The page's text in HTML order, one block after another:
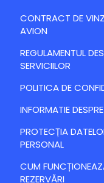
CONTRACT DE
AVION
REGULAMENTUL
SERVICIILOR
POLITICA DE
INFORMATIE
PROTECȚIA
PERSONAL
CUM
REZERVĂRI